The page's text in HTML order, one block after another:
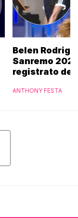
Belen
Sanremo
registrato dei
ANTHONY FESTA